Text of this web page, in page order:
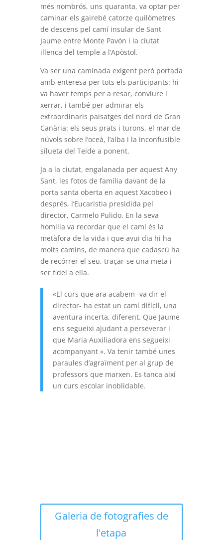
més nombrós, uns quaranta, va optar per
caminar els gairebé catorze quilòmetres
de descens pel camí insular de Sant
Jaume entre Monte Pavón i la ciutat
illenca del temple a l’Apòstol.
Va ser una caminada exigent però portada
amb enteresa per tots els participants: hi
va haver temps per a resar, conviure i
xerrar, i també per admirar els
extraordinaris paisatges del nord de Gran
Canària: els seus prats i turons, el mar de
núvols sobre l’oceà, l’alba i la inconfusible
silueta del Teide a ponent.
Ja a la ciutat, engalanada per aquest Any
Sant, les fotos de família davant de la
porta santa oberta en aquest Xacobeo i
després, l’Eucaristia presidida pel
director, Carmelo Pulido. En la seva
homilia va recordar que el camí és la
metàfora de la vida i que avui dia hi ha
molts camins, de manera que cadascú ha
de recórrer el seu, traçar-se una meta i
ser fidel a ella.
«El curs que ara acabem -va dir el
director- ha estat un camí difícil, una
aventura incerta, diferent. Que Jaume
ens segueixi ajudant a perseverar i
que Maria Auxiliadora ens segueixi
acompanyant «. Va tenir també unes
paraules d’agraïment per al grup de
professors que marxen. Es tanca així
un curs escolar inoblidable.
Galeria de fotografies de
l'etapa